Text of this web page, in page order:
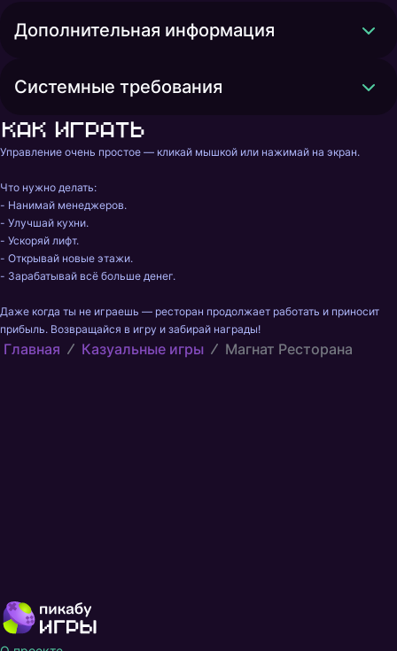
Дополнительная информация
Системные требования
Как играть
Управление очень простое — кликай мышкой или нажимай на экран.
Что нужно делать:
- Нанимай менеджеров.
- Улучшай кухни.
- Ускоряй лифт.
- Открывай новые этажи.
- Зарабатывай всё больше денег.
Даже когда ты не играешь — ресторан продолжает работать и приносит
прибыль. Возвращайся в игру и забирай награды!
Главная Казуальные игры Магнат Ресторана